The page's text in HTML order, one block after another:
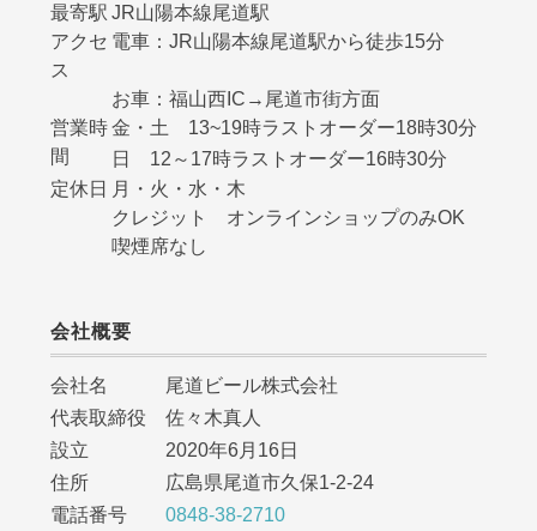
最寄駅 JR山陽本線尾道駅
アクセ
ス
電車：JR山陽本線尾道駅から徒歩15分
お車：福山西IC→尾道市街方面
営業時
間
金・土 13~19時ラストオーダー18時30分
日 12～17時ラストオーダー16時30分
定休日 月・火・水・木
クレジット オンラインショップのみOK
喫煙席なし
会社概要
会社名 尾道ビール株式会社
代表取締役 佐々木真人
設立 2020年6月16日
住所 広島県尾道市久保1-2-24
電話番号0848-38-2710